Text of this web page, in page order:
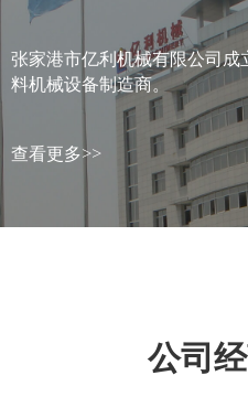
250mm，壁厚可达到30mm的
查看更多>>
之后，进入成型机、紧接着
切割机和堆放架配套使用。
中控制。最终产品为200毫米
建设和土木工程中的下水道，
业灌溉排水，检查井等应用.
查看更多>>
证能得到更好的塑化，而且
纯净。我们生产从100 kg/h to
客户的要求。客户还可与我
制设备。诸如PE薄膜，PP薄
=薄片都可以采用这条生产线
查看更多>>
瓶的再制造中。整个世界都
待与您合作，一起致力于回
给我们并告诉我们您的具体
理方案.
查看更多>>
合的理想选择。 热混和冷混
冷混机进行冷却，排出残余
查看更多>>
张家港市亿利机械有限公司
料机械设备制造商。
查看更多>>
公司